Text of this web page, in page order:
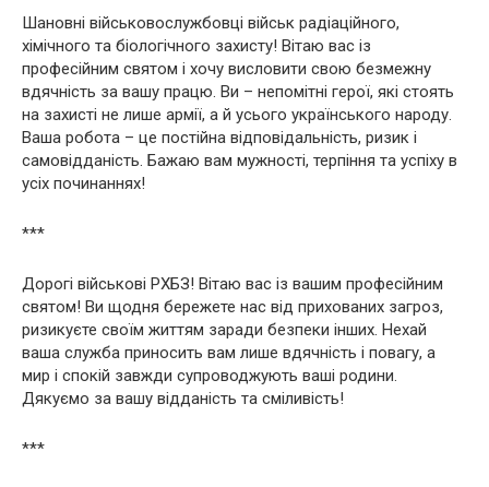
Шановні військовослужбовці військ радіаційного,
хімічного та біологічного захисту! Вітаю вас із
професійним святом і хочу висловити свою безмежну
вдячність за вашу працю. Ви – непомітні герої, які стоять
на захисті не лише армії, а й усього українського народу.
Ваша робота – це постійна відповідальність, ризик і
самовідданість. Бажаю вам мужності, терпіння та успіху в
усіх починаннях!
***
Дорогі військові РХБЗ! Вітаю вас із вашим професійним
святом! Ви щодня бережете нас від прихованих загроз,
ризикуєте своїм життям заради безпеки інших. Нехай
ваша служба приносить вам лише вдячність і повагу, а
мир і спокій завжди супроводжують ваші родини.
Дякуємо за вашу відданість та сміливість!
***